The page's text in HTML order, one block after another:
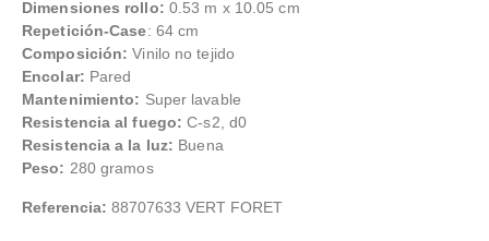
Dimensiones rollo: 0.53 m x 10.05 cm
Repetición-Case: 64 cm
Composición: Vinilo no tejido
Encolar: Pared
Mantenimiento: Super lavable
Resistencia al fuego: C-s2, d0
Resistencia a la luz: Buena
Peso: 280 gramos
Referencia: 88707633 VERT FORET